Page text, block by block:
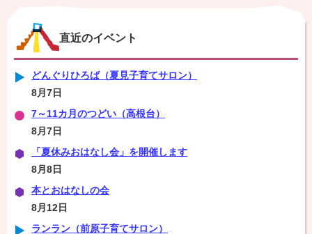
直近のイベント
どんぐりひろば（夏見子育てサロン）
8月7日
7～11カ月のつどい（高根台）
8月7日
「夏休みおはなし会」を開催します
8月8日
本とおはなしの会
8月12日
ランラン（前原子育てサロン）